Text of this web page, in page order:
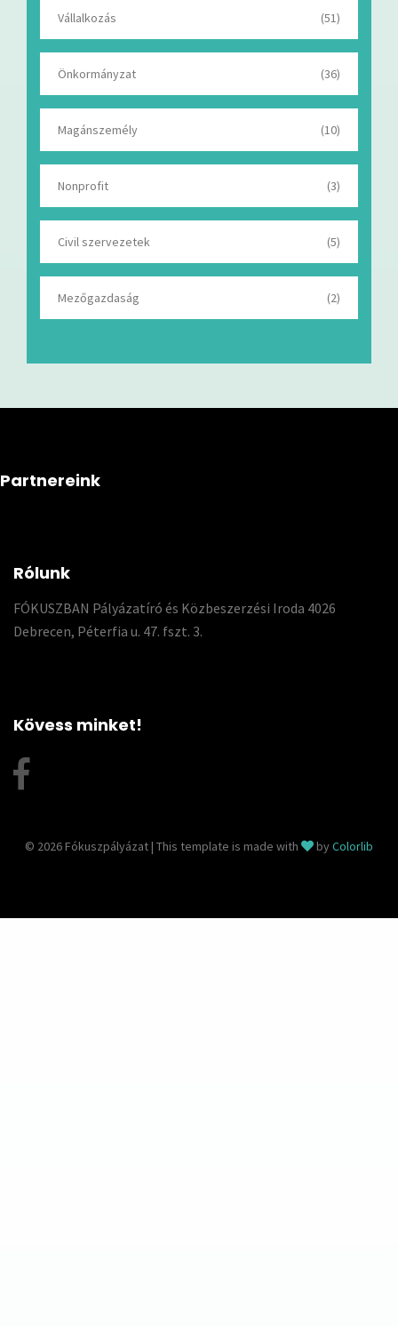
Vállalkozás (51)
Önkormányzat (36)
Magánszemély (10)
Nonprofit (3)
Civil szervezetek (5)
Mezőgazdaság (2)
Partnereink
Rólunk
FÓKUSZBAN Pályázatíró és Közbeszerzési Iroda 4026
Debrecen, Péterfia u. 47. fszt. 3.
Kövess minket!
© 2026 Fókuszpályázat | This template is made with byColorlib